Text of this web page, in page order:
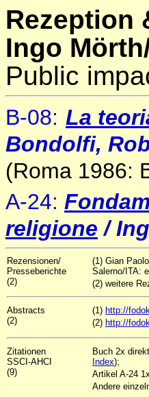
Rezeption
Ingo
Public
B-08: La
Bondolfi,
(Roma 1986:
A-24:
religione /
Rezensionen/
Presseberichte
(2)
(1) Gian
Salerno/ITA:
(2) weitere
Abstracts
(2)
(1) http://
(2) http://
Zitationen
SSCI-AHCI
(9)
Buch 2x
Index);
Artikel A-24
Andere